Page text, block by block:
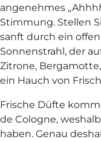
angenehmes
Stimmung. Stellen
sanft durch ein
Sonnenstrahl, der
Zitrone,
ein Hauch von
Frische Düfte
de Cologne,
haben. Genau